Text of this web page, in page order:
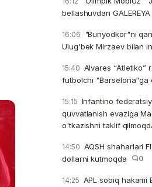
bellashuvdan GALEREYA
16:06 "Bunyodkor"ni
Ulug'bek Mirzaev bilan
15:40 Alvares
futbolchi "Barselona"ga
15:15 Infantino
quvvatlanish evaziga
o'tkazishni taklif
14:50 AQSH shaharlari
dollarni kutmoqda
0
14:25 APL sobiq hakami